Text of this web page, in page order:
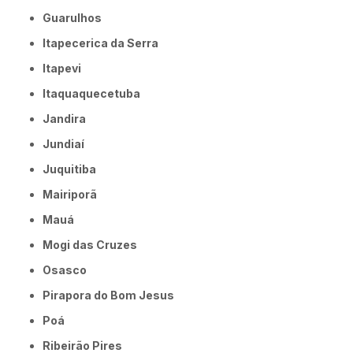
Guarulhos
Itapecerica da Serra
Itapevi
Itaquaquecetuba
Jandira
Jundiaí
Juquitiba
Mairiporã
Mauá
Mogi das Cruzes
Osasco
Pirapora do Bom Jesus
Poá
Ribeirão Pires